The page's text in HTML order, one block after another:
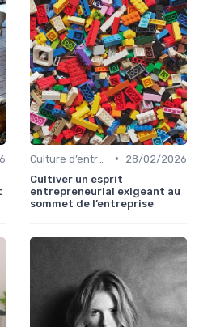
•
28/02/2026
Cultiver un esprit
entrepreneurial exigeant au
sommet de l’entreprise